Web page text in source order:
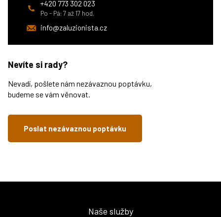
+420 773 302 023
Po - Pá: 7 až 17 hod.
info@zaluzionista.cz
Nevíte si rady?
Nevadí, pošlete nám nezávaznou poptávku,
budeme se vám věnovat.
Poslat nezávaznou poptávku
Naše služby